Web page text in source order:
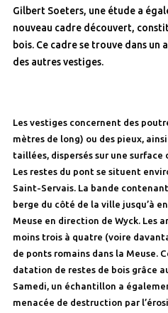
Gilbert Soeters, une étude a
nouveau cadre découvert,
bois. Ce cadre se trouve dans
des autres vestiges.
Les vestiges concernent des
mètres de long) ou des pieux,
taillées, dispersés sur une surface
Les restes du pont se situent
Saint-Servais. La bande
berge du côté de la ville jusqu’à
Meuse en direction de Wyck. Les
moins trois à quatre (voire
de ponts romains dans la Meuse.
datation de restes de bois grâce
Samedi, un échantillon a
menacée de destruction par